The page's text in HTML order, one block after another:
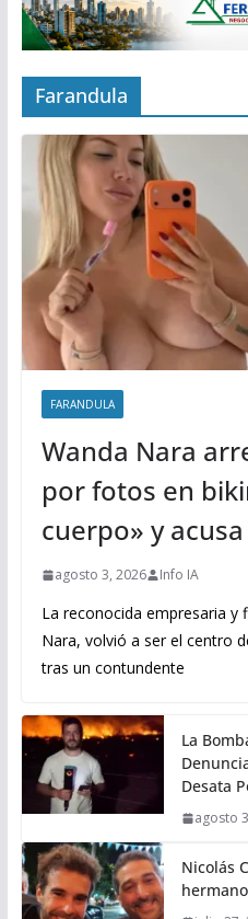
Farandula
FARANDULA
Wanda Nara
por fotos en
cuerpo» y
agosto 3, 2026 Info IA
La reconocida empresaria y
Nara, volvió a ser el centro
tras un contundente
La
Desata
agosto
Nicolás